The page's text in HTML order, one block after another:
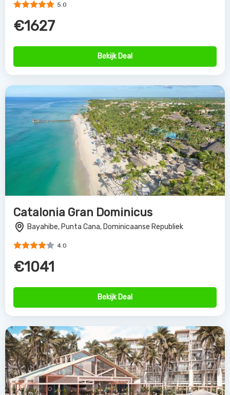
5.0
€1627
Bekijk Deal
Catalonia Gran Dominicus
Bayahibe, Punta Cana, Dominicaanse Republiek
4.0
€1041
Bekijk Deal